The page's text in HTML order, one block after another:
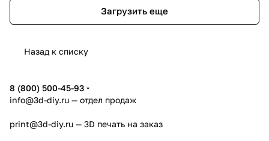
Загрузить еще
Назад к списку
8 (800) 500-45-93
info@3d-diy.ru — отдел продаж
print@3d-diy.ru — 3D печать на заказ